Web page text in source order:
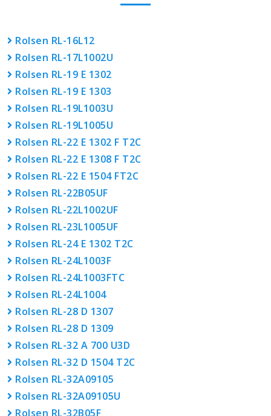
Rolsen RL-16L12
Rolsen RL-17L1002U
Rolsen RL-19 E 1302
Rolsen RL-19 E 1303
Rolsen RL-19L1003U
Rolsen RL-19L1005U
Rolsen RL-22 E 1302 F T2C
Rolsen RL-22 E 1308 F T2C
Rolsen RL-22 E 1504 FT2C
Rolsen RL-22B05UF
Rolsen RL-22L1002UF
Rolsen RL-23L1005UF
Rolsen RL-24 E 1302 T2C
Rolsen RL-24L1003F
Rolsen RL-24L1003FTC
Rolsen RL-24L1004
Rolsen RL-28 D 1307
Rolsen RL-28 D 1309
Rolsen RL-32 A 700 U3D
Rolsen RL-32 D 1504 T2C
Rolsen RL-32A09105
Rolsen RL-32A09105U
Rolsen RL-32B05F